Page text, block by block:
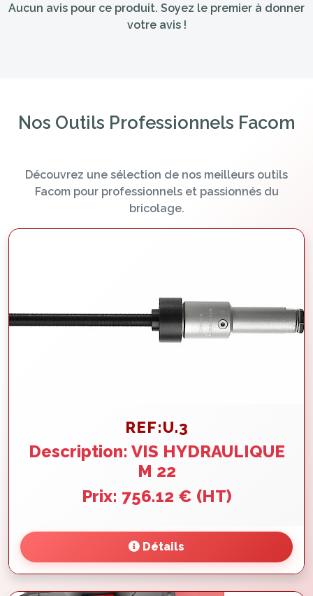
Aucun avis pour ce produit. Soyez le premier à donner
votre avis !
Nos Outils Professionnels Facom
Découvrez une sélection de nos meilleurs outils
Facom pour professionnels et passionnés du
bricolage.
REF:U.3
Description: VIS HYDRAULIQUE
M 22
Prix: 756.12 € (HT)
Détails